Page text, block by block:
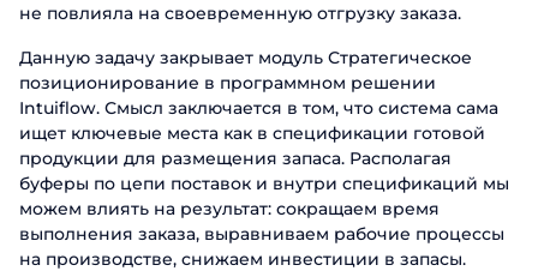
не повлияла на своевременную отгрузку заказа.
Данную задачу закрывает модуль Стратегическое
позиционирование в программном решении
Intuiflow. Смысл заключается в том, что система сама
ищет ключевые места как в спецификации готовой
продукции для размещения запаса. Располагая
буферы по цепи поставок и внутри спецификаций мы
можем влиять на результат: сокращаем время
выполнения заказа, выравниваем рабочие процессы
на производстве, снижаем инвестиции в запасы.